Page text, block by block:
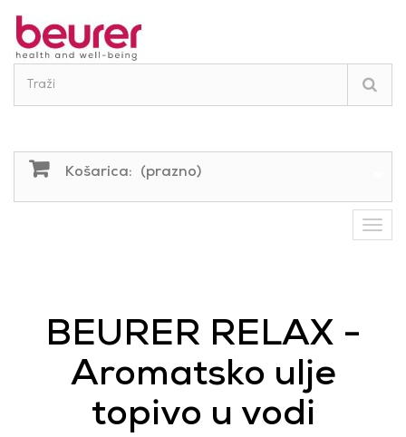
Košarica: (prazno)
BEURER RELAX -
Aromatsko ulje
topivo u vodi